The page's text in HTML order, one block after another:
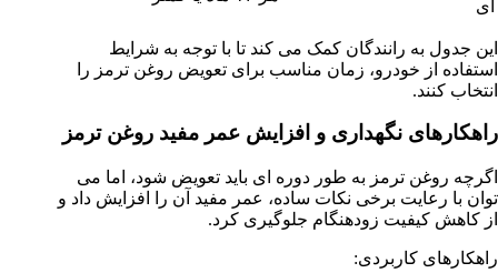
ای
این جدول به رانندگان کمک می کند تا با توجه به شرایط
استفاده از خودرو، زمان مناسب برای تعویض روغن ترمز را
انتخاب کنند.
راهکارهای نگهداری و افزایش عمر مفید روغن ترمز
اگرچه روغن ترمز به طور دوره ای باید تعویض شود، اما می
توان با رعایت برخی نکات ساده، عمر مفید آن را افزایش داد و
از کاهش کیفیت زودهنگام جلوگیری کرد.
راهکارهای کاربردی: